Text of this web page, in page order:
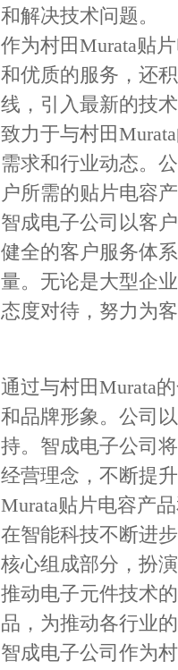
和解决技术问题。
作为村田Murata贴
和优质的服务，还
线，引入最新的技
致力于与村田
需求和行业动态。
户所需的贴片电容
智成电子公司以客
健全的客户服务体
量。无论是大型企
态度对待，努力为
通过与村田Murata
和品牌形象。公司
持。智成电子公司
经营理念，不断提
Murata贴片电容产
在智能科技不断进
核心组成部分，扮
推动电子元件技术
品，为推动各行业
智成电子公司作为